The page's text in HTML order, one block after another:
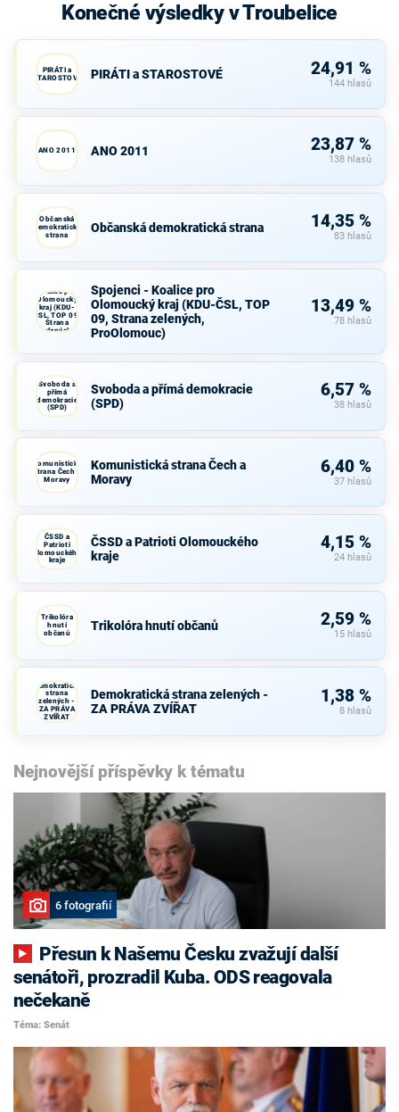
Konečné výsledky v Troubelice
PIRÁTI a
STAROSTOVÉ
PIRÁTI a STAROSTOVÉ 24,91 %
144 hlasů
ANO 2011 ANO 2011 23,87 %
138 hlasů
Občanská
demokratická
strana
Občanská demokratická strana 14,35 %
83 hlasů
Koalice pro
Olomoucký
kraj (KDU-
ČSL, TOP 09,
Strana
zelených,
Spojenci - Koalice pro
Olomoucký kraj (KDU-ČSL, TOP
09, Strana zelených,
ProOlomouc)
13,49 %
78 hlasů
Svoboda a
přímá
demokracie
(SPD)
Svoboda a přímá demokracie
(SPD)
6,57 %
38 hlasů
Komunistická
strana Čech a
Moravy
Komunistická strana Čech a
Moravy
6,40 %
37 hlasů
ČSSD a
Patrioti
Olomouckého
kraje
ČSSD a Patrioti Olomouckého
kraje
4,15 %
24 hlasů
Trikolóra
hnutí
občanů
Trikolóra hnutí občanů 2,59 %
15 hlasů
Demokratická
strana
zelených -
ZA PRÁVA
ZVÍŘAT
Demokratická strana zelených -
ZA PRÁVA ZVÍŘAT
1,38 %
8 hlasů
Nejnovější příspěvky k tématu
6 fotografií
senátoři, prozradil Kuba. ODS reagovala
nečekaně
Téma: Senát